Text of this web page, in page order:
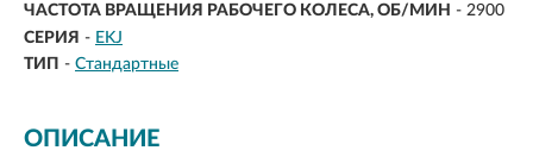
ЧАСТОТА ВРАЩЕНИЯ РАБОЧЕГО КОЛЕСА, ОБ/МИН - 2900
СЕРИЯ - EKJ
ТИП - Стандартные
ОПИСАНИЕ